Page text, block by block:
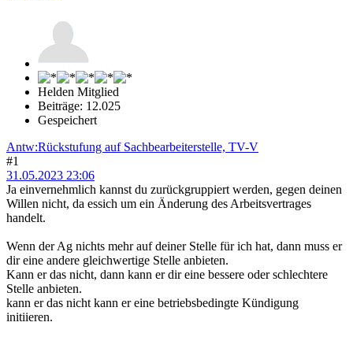
Helden Mitglied
Beiträge: 12.025
Gespeichert
Antw:Rückstufung auf Sachbearbeiterstelle, TV-V
#1
31.05.2023 23:06
Ja einvernehmlich kannst du zurückgruppiert werden, gegen deinen
Willen nicht, da essich um ein Änderung des Arbeitsvertrages
handelt.
Wenn der Ag nichts mehr auf deiner Stelle für ich hat, dann muss er
dir eine andere gleichwertige Stelle anbieten.
Kann er das nicht, dann kann er dir eine bessere oder schlechtere
Stelle anbieten.
kann er das nicht kann er eine betriebsbedingte Kündigung
initiieren.